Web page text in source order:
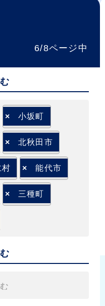
6/8ページ中
× 小坂町
× 北秋田市
村 × 能代市
× 三種町